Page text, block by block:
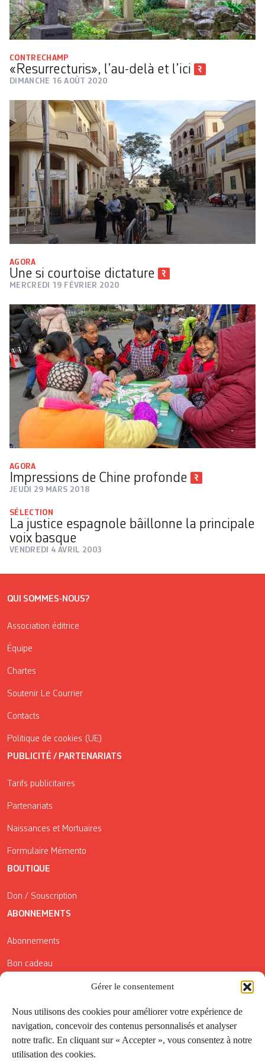
Gérer le consentement
Nous utilisons des cookies pour améliorer votre expérience de
navigation, concevoir des contenus personnalisés et analyser
notre trafic. En cliquant sur « Accepter », vous consentez à notre
utilisation des cookies.
CONTRECHAMP
«Resurrecturis», l’au-delà et l’ici
DIMANCHE 16 AOÛT 2020
AGORA
Une si courtoise dictature
MERCREDI 19 FÉVRIER 2020
AGORA
Impressions de Chine profonde
JEUDI 29 MARS 2018
SÉLECTION
La justice espagnole bâillonne la principale
voix basque
VENDREDI 4 AVRIL 2003
QUI SOMMES-NOUS?
Association éditrice
Équipe
Chartes
Soutenir Le Courrier
Contacts
Politique de cookies (UE)
PUBLICITÉ / PARTENARIATS
Tarifs publicitaires
Partenariats
Naissances et Mortuaires
Formulaire Mémento
BOUTIQUE
Don / Souscription
ABONNEMENTS
Abonnements
Bon cadeau
Conditions générales de vente
Réductions de la Carte Côté Courrier
Application